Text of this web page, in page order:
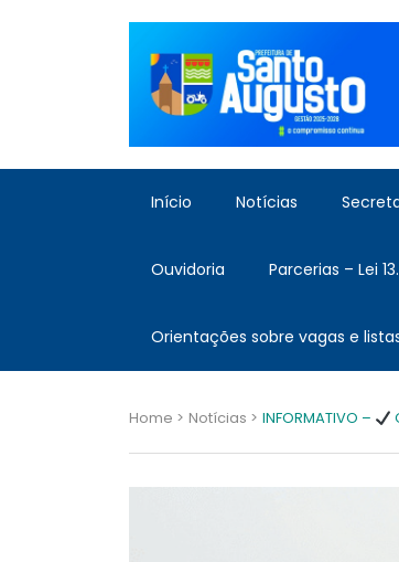
Início Notícias
Ouvidoria Parcerias – Lei
Orientações sobre vagas e
Home > Notícias > INFORMATIVO –